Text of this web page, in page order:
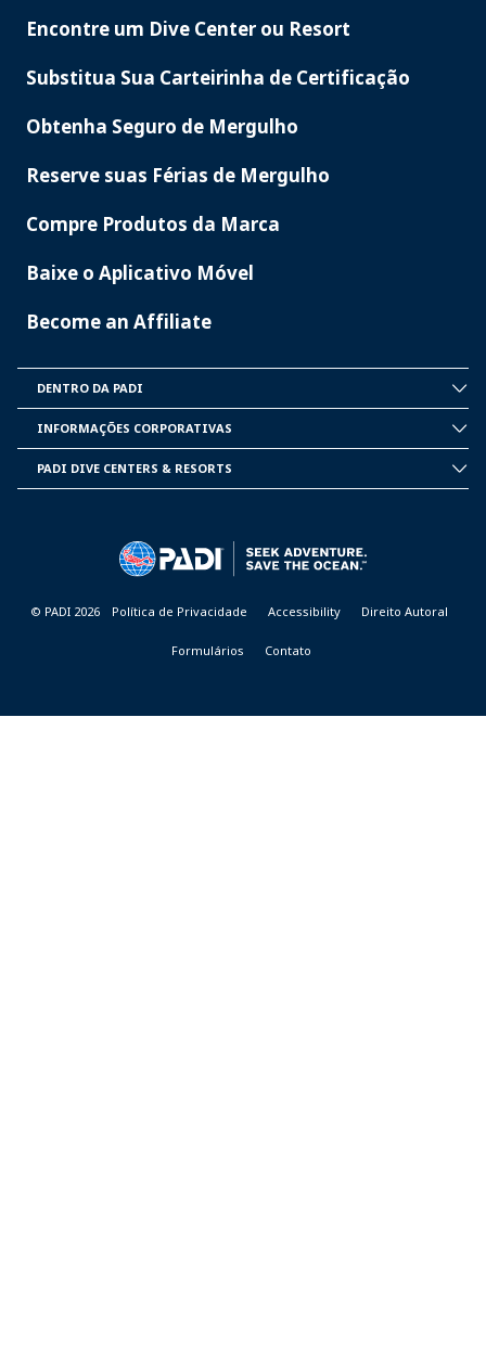
PADI
Encontre um Dive Center ou Resort
Substitua Sua Carteirinha de Certificação
Obtenha Seguro de Mergulho
Reserve suas Férias de Mergulho
Compre Produtos da Marca
Baixe o Aplicativo Móvel
Become an Affiliate
PADI
DENTRO DA PADI
INFORMATION
INFORMAÇÕES CORPORATIVAS
PADI DIVE CENTERS & RESORTS
© PADI 2026 Política de Privacidade Accessibility Direito Autoral
Formulários Contato